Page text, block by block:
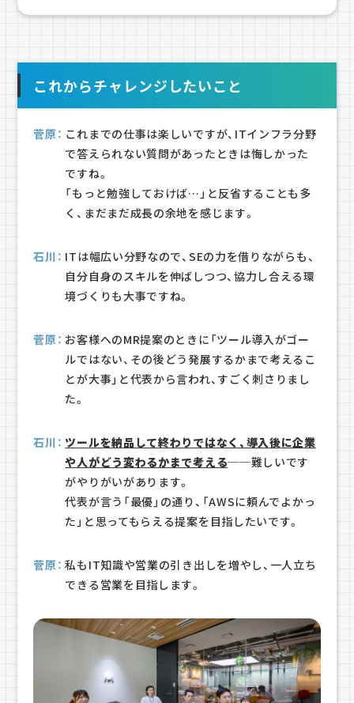
これからチャレンジしたいこと
菅原： これまでの仕事は楽しいですが、ITインフラ分野
で答えられない質問があったときは悔しかった
ですね。
「もっと勉強しておけば…」と反省することも多
く、まだまだ成長の余地を感じます。
石川： ITは幅広い分野なので、SEの力を借りながらも、
自分自身のスキルを伸ばしつつ、協力し合える環
境づくりも大事ですね。
菅原： お客様へのMR提案のときに「ツール導入がゴー
ルではない、その後どう発展するかまで考えるこ
とが大事」と代表から言われ、すごく刺さりまし
た。
石川： ツールを納品して終わりではなく、導入後に企業
や人がどう変わるかまで考える──難しいです
がやりがいがあります。
代表が言う「最優」の通り、「AWSに頼んでよかっ
た」と思ってもらえる提案を目指したいです。
菅原： 私もIT知識や営業の引き出しを増やし、一人立ち
できる営業を目指します。